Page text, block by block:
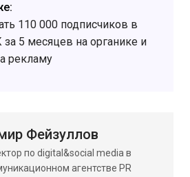
110 000 подписчиков в
5 месяцев на органике и
рекламу
Фейзуллов
по digital&social media в
агентстве PR